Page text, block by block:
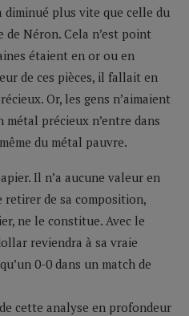
plus vite que celle du
Néron. Cela n’est point
étaient en or ou en
de ces pièces, il fallait en
Or, les gens n’aimaient
métal précieux n’entre dans
du métal pauvre.
Il n’a aucune valeur en
retirer de sa composition,
ne le constitue. Avec le
reviendra à sa vraie
0-0 dans un match de
cette analyse en profondeur